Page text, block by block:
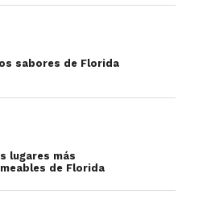
sabores de Florida
lugares más
de Florida